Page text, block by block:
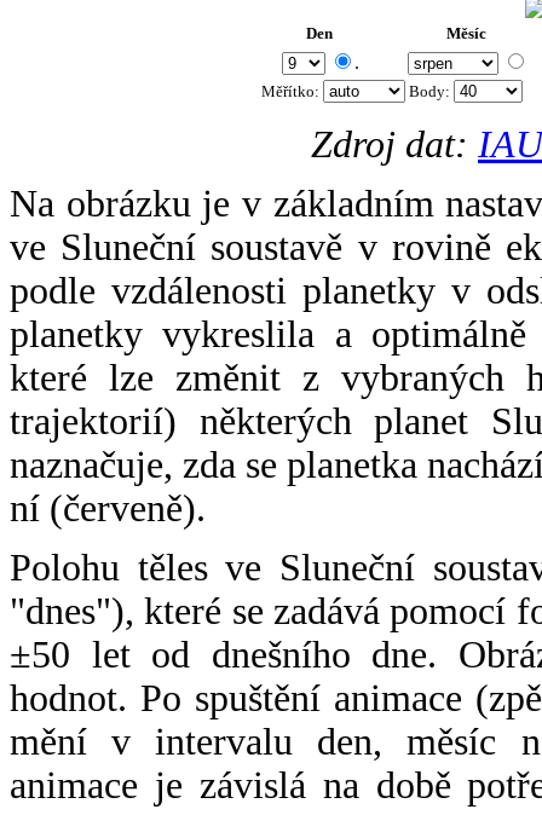
Den Měsíc
.
Měřítko: Body:
Zdroj dat:
Na obrázku je v základním
ve Sluneční soustavě v rovině
podle vzdálenosti planetky v
planetky vykreslila a
které lze změnit z vybraných
trajektorií) některých planet
naznačuje, zda se planetka
ní (červeně).
Polohu těles ve Sluneční
"dnes"), které se zadává pomocí
±50 let od dnešního dne.
hodnot. Po spuštění animace
mění v intervalu den, měsíc
animace je závislá na době